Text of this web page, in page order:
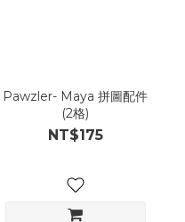
Pawzler- Maya 拼圖配件
(2格)
NT$175